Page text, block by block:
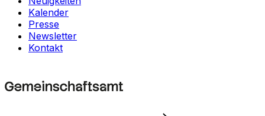
Kalender
Presse
Newsletter
Kontakt